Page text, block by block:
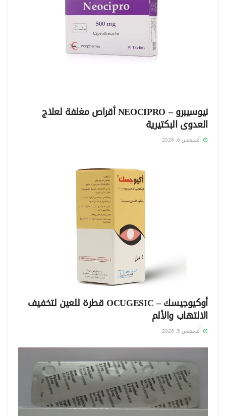
نيوسيبرو – NEOCIPRO أقراص مغلفة لعلاج
العدوى البكتيرية
أغسطس 6, 2026
أوكيوجيسك – OCUGESIC قطرة للعين لتخفيف
الالتهاب والألم
أغسطس 5, 2026